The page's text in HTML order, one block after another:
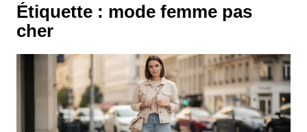
Étiquette : mode femme pas
cher